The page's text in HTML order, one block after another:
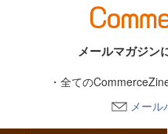
メールマガジン
・全ての
メー